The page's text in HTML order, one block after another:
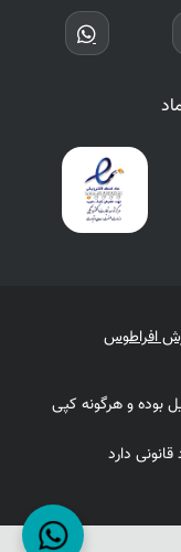
افراطوس
بوده و هرگونه کپی
دارد